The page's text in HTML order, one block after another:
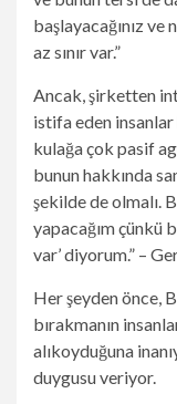
başlayacağınız ve
az sınır var.”
Ancak, şirketten
istifa eden insanlar
kulağa çok pasif
bunun hakkında
şekilde de olmalı.
yapacağım çünkü
var’ diyorum.” –
Her şeyden önce,
bırakmanın
alıkoyduğuna
duygusu veriyor.